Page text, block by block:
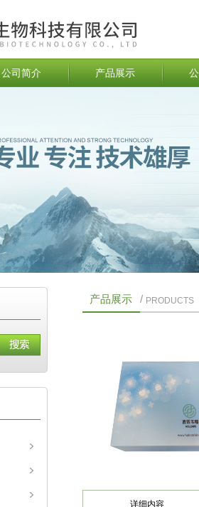
公司简介 产品展示
产品展示 / PRODUCTS
详细内容